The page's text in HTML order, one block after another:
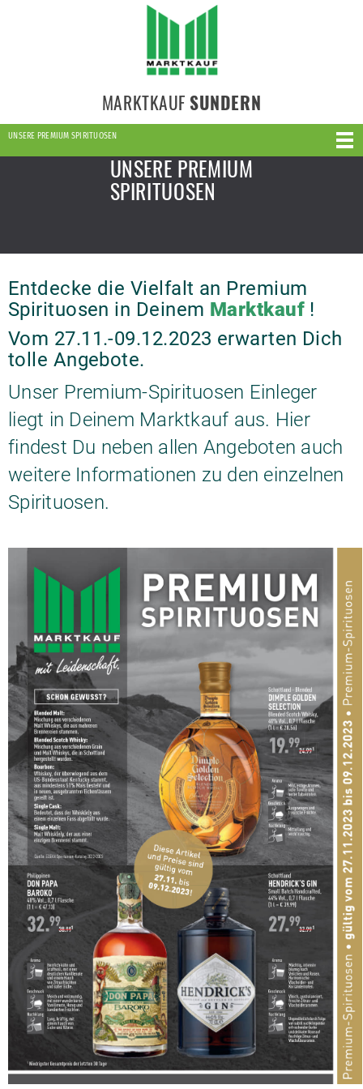
MARKTKAUF SUNDERN
UNSERE PREMIUM SPIRITUOSEN
UNSERE PREMIUM
SPIRITUOSEN
Entdecke die Vielfalt an Premium
Spirituosen in Deinem Marktkauf !
Vom 27.11.-09.12.2023 erwarten Dich
tolle Angebote.
Unser Premium-Spirituosen Einleger
liegt in Deinem Marktkauf aus. Hier
findest Du neben allen Angeboten auch
weitere Informationen zu den einzelnen
Spirituosen.